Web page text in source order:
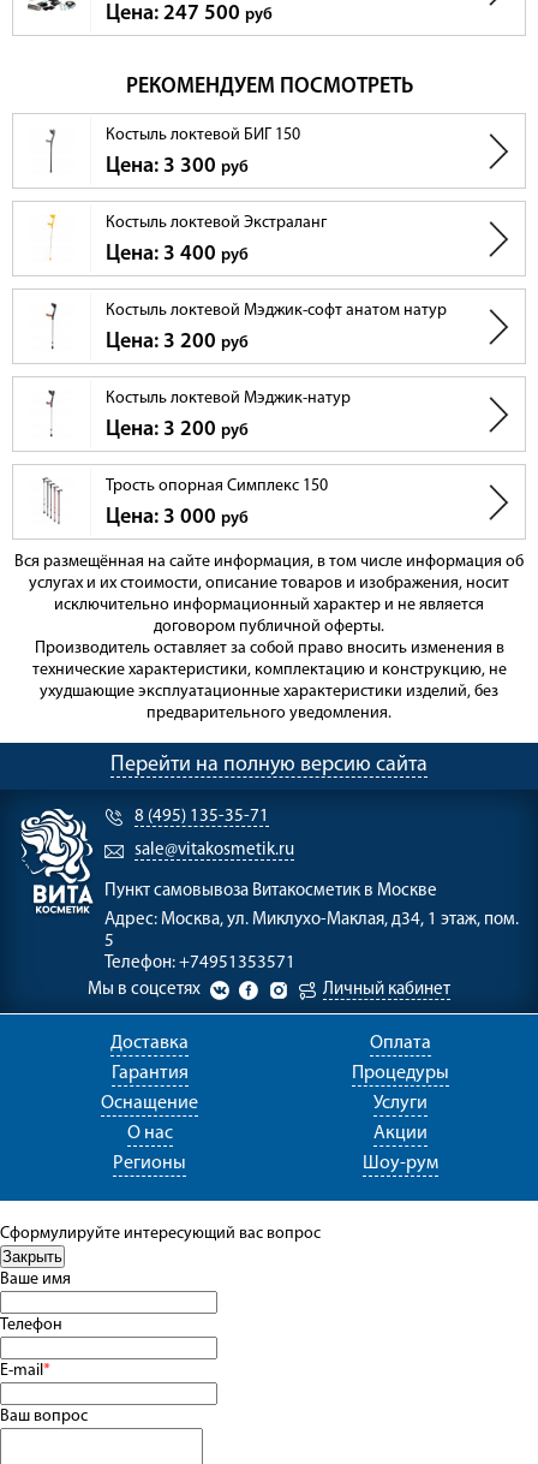
Цена: 247 500 руб
РЕКОМЕНДУЕМ ПОСМОТРЕТЬ
Костыль локтевой БИГ 150
Цена: 3 300 руб
Костыль локтевой Экстраланг
Цена: 3 400 руб
Костыль локтевой Мэджик-софт анатом натур
Цена: 3 200 руб
Костыль локтевой Мэджик-натур
Цена: 3 200 руб
Трость опорная Симплекс 150
Цена: 3 000 руб
Вся размещённая на сайте информация, в том числе информация об
услугах и их стоимости, описание товаров и изображения, носит
исключительно информационный характер и не является
договором публичной оферты.
Производитель оставляет за собой право вносить изменения в
технические характеристики, комплектацию и конструкцию, не
ухудшающие эксплуатационные характеристики изделий, без
предварительного уведомления.
Перейти на полную версию сайта
8 (495) 135-35-71
sale@vitakosmetik.ru
Пункт самовывоза Витакосметик в Москве
Адрес: Москва, ул. Миклухо-Маклая, д34, 1 этаж, пом.
5
Телефон: +74951353571
Мы в соцсетях
Личный кабинет
Доставка
Оплата
Гарантия
Процедуры
Оснащение
Услуги
О нас
Акции
Регионы
Шоу-рум
Сформулируйте интересующий вас вопрос
Ваше имя
Телефон
E-mail*
Ваш вопрос